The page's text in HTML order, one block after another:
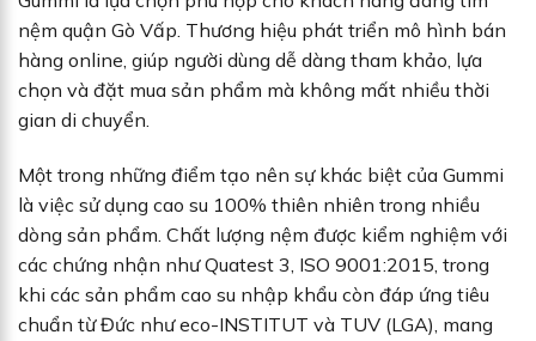
nệm quận Gò Vấp. Thương hiệu phát triển mô hình bán
hàng online, giúp người dùng dễ dàng tham khảo, lựa
chọn và đặt mua sản phẩm mà không mất nhiều thời
gian di chuyển.
Một trong những điểm tạo nên sự khác biệt của Gummi
là việc sử dụng cao su 100% thiên nhiên trong nhiều
dòng sản phẩm. Chất lượng nệm được kiểm nghiệm với
các chứng nhận như Quatest 3, ISO 9001:2015, trong
khi các sản phẩm cao su nhập khẩu còn đáp ứng tiêu
chuẩn từ Đức như eco-INSTITUT và TUV (LGA), mang